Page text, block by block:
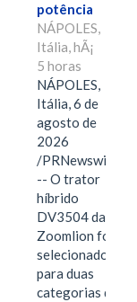
potência
NÁPOLES,
Itália, hÃ¡
5 horas
NÁPOLES,
Itália, 6 de
agosto de
2026
/PRNewswire/
-- O trator
híbrido
DV3504 da
Zoomlion foi
selecionado
para duas
categorias do